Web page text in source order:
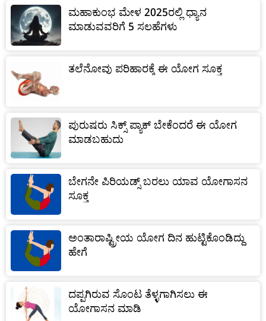
ಮಹಾಕುಂಭ ಮೇಳ 2025ರಲ್ಲಿ ಧ್ಯಾನ
ಮಾಡುವವರಿಗೆ 5 ಸಲಹೆಗಳು
ತಲೆನೋವು ಪರಿಹಾರಕ್ಕೆ ಈ ಯೋಗ ಸೂಕ್ತ
ಪುರುಷರು ಸಿಕ್ಸ್ ಪ್ಯಾಕ್ ಬೇಕೆಂದರೆ ಈ ಯೋಗ
ಮಾಡಬಹುದು
ಬೇಗನೇ ಪಿರಿಯಡ್ಸ್ ಬರಲು ಯಾವ ಯೋಗಾಸನ
ಸೂಕ್ತ
ಅಂತಾರಾಷ್ಟ್ರೀಯ ಯೋಗ ದಿನ ಹುಟ್ಟಿಕೊಂಡಿದ್ದು
ಹೇಗೆ
ದಪ್ಪಗಿರುವ ಸೊಂಟ ತೆಳ್ಳಗಾಗಿಸಲು ಈ
ಯೋಗಾಸನ ಮಾಡಿ